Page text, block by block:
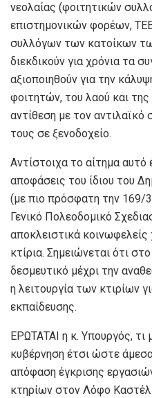
νεολαίας (φοιτητικών
επιστημονικών φορέων,
συλλόγων των κατοίκων
διεκδικούν για χρόνια τα
αξιοποιηθούν για την
φοιτητών, του λαού και
αντίθεση με τον αντιλαϊκό
τους σε ξενοδοχείο.
Αντίστοιχα το αίτημα αυτό
αποφάσεις του ίδιου του
(με πιο πρόσφατη την 169/
Γενικό Πολεοδομικό
αποκλειστικά
κτίρια. Σημειώνεται ότι
δεσμευτικό μέχρι την
η λειτουργία των κτιρίων
εκπαίδευσης.
ΕΡΩΤΑΤΑΙ η κ. Υπουργός, τι
κυβέρνηση έτσι ώστε
απόφαση έγκρισης
κτηρίων στον Λόφο